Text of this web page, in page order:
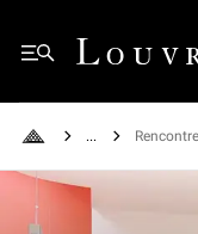
Louvre - Retour
Retour à
See all
Formation dans une des